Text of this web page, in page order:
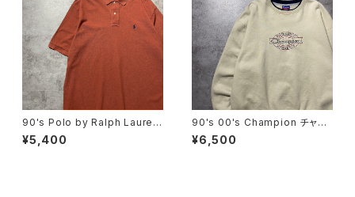
90's Polo by Ralph Lauren
ポロバイラルフローレン 刺繍
ワンポイント ポニー ブラウ
¥5,400
90's 00's Champion チャン
ピオン 刺繍ロゴ ラインリ
ブ ベージュ スウェット トレ
¥6,500